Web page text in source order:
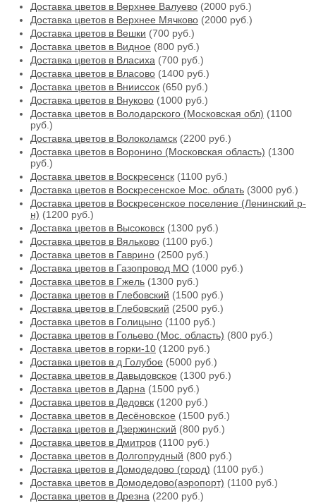
Доставка цветов в Верхнее Валуево (2000 руб.)
Доставка цветов в Верхнее Мячково (2000 руб.)
Доставка цветов в Вешки (700 руб.)
Доставка цветов в Видное (800 руб.)
Доставка цветов в Власиха (700 руб.)
Доставка цветов в Власово (1400 руб.)
Доставка цветов в Внииссок (650 руб.)
Доставка цветов в Внуково (1000 руб.)
Доставка цветов в Володарского (Московская обл) (1100
руб.)
Доставка цветов в Волоколамск (2200 руб.)
Доставка цветов в Воронино (Московская область) (1300
руб.)
Доставка цветов в Воскресенск (1100 руб.)
Доставка цветов в Воскресенское Мос. облать (3000 руб.)
Доставка цветов в Воскресенское поселение (Ленинский р-
н) (1200 руб.)
Доставка цветов в Высоковск (1300 руб.)
Доставка цветов в Вяльково (1100 руб.)
Доставка цветов в Гаврино (2500 руб.)
Доставка цветов в Газопровод МО (1000 руб.)
Доставка цветов в Гжель (1300 руб.)
Доставка цветов в Глебовский (1500 руб.)
Доставка цветов в Глебовский (2500 руб.)
Доставка цветов в Голицыно (1100 руб.)
Доставка цветов в Гольево (Мос. область) (800 руб.)
Доставка цветов в горки-10 (1200 руб.)
Доставка цветов в д Голубое (5000 руб.)
Доставка цветов в Давыдовское (1300 руб.)
Доставка цветов в Дарна (1500 руб.)
Доставка цветов в Дедовск (1200 руб.)
Доставка цветов в Десёновское (1500 руб.)
Доставка цветов в Дзержинский (800 руб.)
Доставка цветов в Дмитров (1100 руб.)
Доставка цветов в Долгопрудный (800 руб.)
Доставка цветов в Домодедово (город) (1100 руб.)
Доставка цветов в Домодедово(аэропорт) (1100 руб.)
Доставка цветов в Дрезна (2200 руб.)